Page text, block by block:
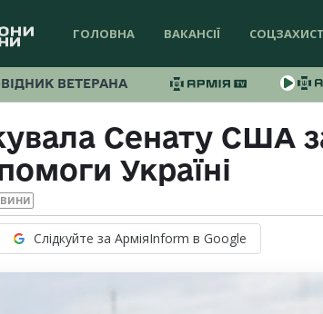
ГОЛОВНА ВАКАНСІЇ СОЦЗАХИСТ
ВЕТЕРАНА
Сенату США
Україні
Слідкуйте за АрміяInform в Google